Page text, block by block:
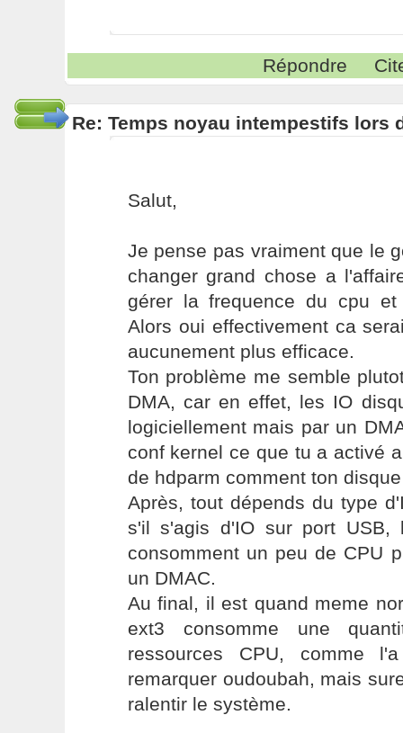
Répondre
Re: Temps noyau intempestifs lors
Salut,
Je pense pas vraiment que le
changer grand chose a
gérer la frequence du cpu
Alors oui effectivement ca
aucunement plus efficace.
Ton problème me semble
DMA, car en effet, les IO
logiciellement mais par un
conf kernel ce que tu a activé
de hdparm comment ton
Après, tout dépends du type
s'il s'agis d'IO sur port USB,
consomment un peu de CPU
un DMAC.
Au final, il est quand meme
ext3 consomme une
ressources CPU, comme
remarquer oudoubah, mais
ralentir le système.